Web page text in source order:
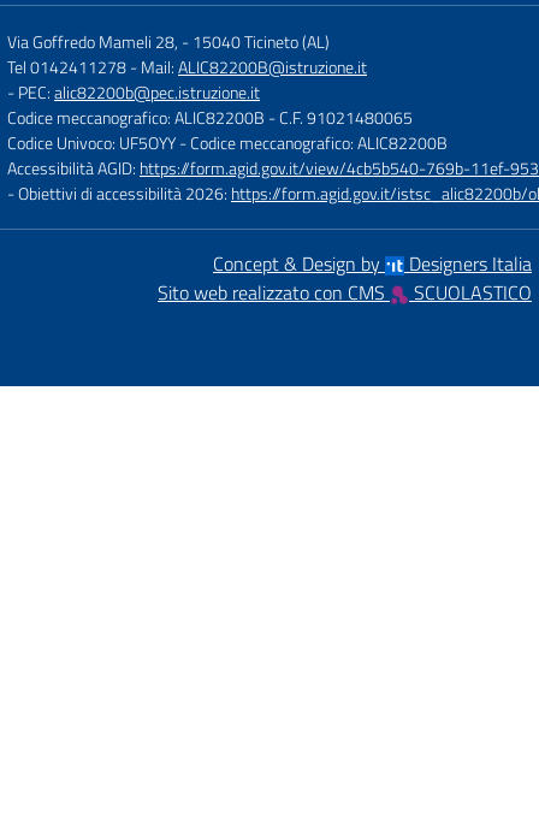
Via Goffredo Mameli 28, -15040 Ticineto (AL)
Tel 0142411278- Mail:ALIC82200B@istruzione.it
- PEC:alic82200b@pec.istruzione.it
Codice meccanografico: ALIC82200B - C.F. 91021480065
Codice Univoco: UF5OYY- Codice meccanografico: ALIC82200B
Accessibilità AGID: https://form.agid.gov.it/view/4cb5b540-769b-11ef-
- Obiettivi di accessibilità 2026: https://form.agid.gov.it/
Concept & Design by
Designers Italia
Sito web realizzato con CMS
SCUOLASTICO